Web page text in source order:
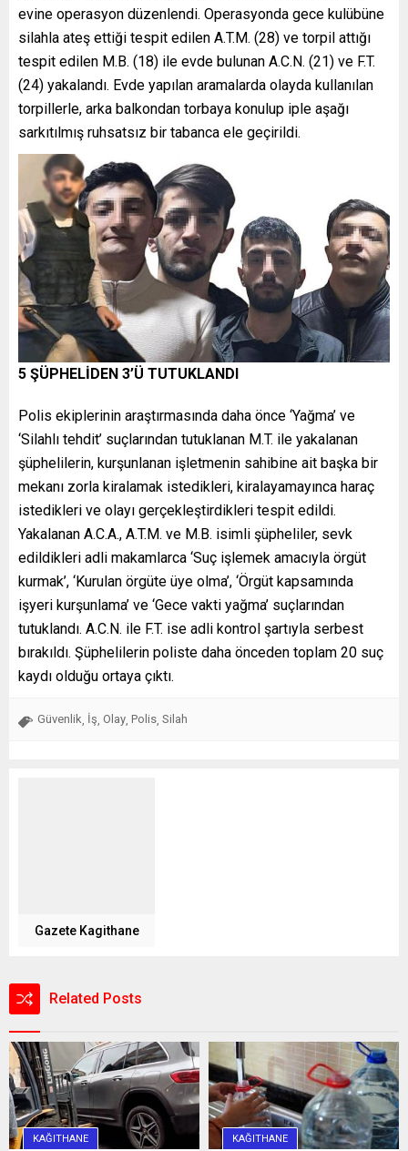
evine operasyon düzenlendi. Operasyonda gece kulübüne
silahla ateş ettiği tespit edilen A.T.M. (28) ve torpil attığı
tespit edilen M.B. (18) ile evde bulunan A.C.N. (21) ve F.T.
(24) yakalandı. Evde yapılan aramalarda olayda kullanılan
torpillerle, arka balkondan torbaya konulup iple aşağı
sarkıtılmış ruhsatsız bir tabanca ele geçirildi.
5 ŞÜPHELİDEN 3’Ü TUTUKLANDI
Polis ekiplerinin araştırmasında daha önce ‘Yağma’ ve
‘Silahlı tehdit’ suçlarından tutuklanan M.T. ile yakalanan
şüphelilerin, kurşunlanan işletmenin sahibine ait başka bir
mekanı zorla kiralamak istedikleri, kiralayamayınca haraç
istedikleri ve olayı gerçekleştirdikleri tespit edildi.
Yakalanan A.C.A., A.T.M. ve M.B. isimli şüpheliler, sevk
edildikleri adli makamlarca ‘Suç işlemek amacıyla örgüt
kurmak’, ‘Kurulan örgüte üye olma’, ‘Örgüt kapsamında
işyeri kurşunlama’ ve ‘Gece vakti yağma’ suçlarından
tutuklandı. A.C.N. ile F.T. ise adli kontrol şartıyla serbest
bırakıldı. Şüphelilerin poliste daha önceden toplam 20 suç
kaydı olduğu ortaya çıktı.
Güvenlik, İş, Olay, Polis, Silah
Gazete Kagithane
Related Posts
KAĞITHANE KAĞITHANE